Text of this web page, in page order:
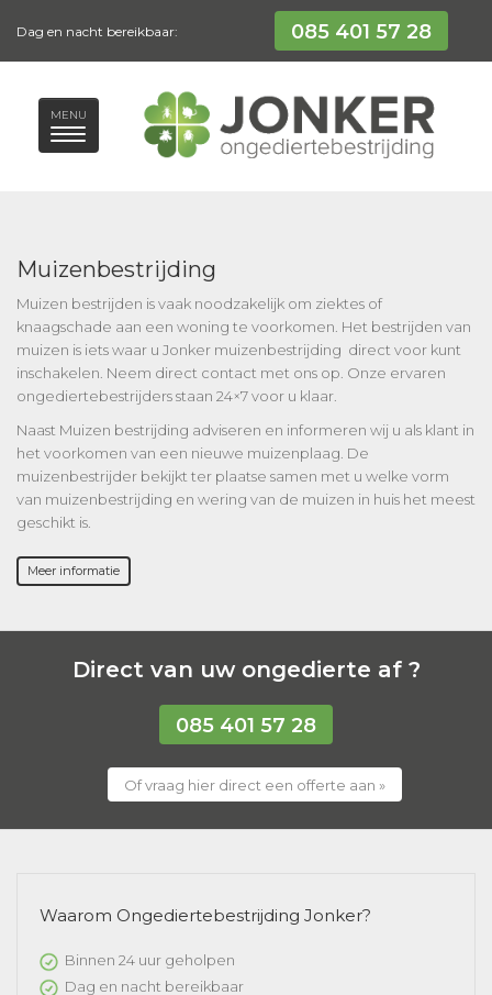
Dag en nacht bereikbaar: 085 401 57 28
MENU
Muizenbestrijding
Muizen bestrijden is vaak noodzakelijk om ziektes of
knaagschade aan een woning te voorkomen. Het bestrijden van
muizen is iets waar u Jonker muizenbestrijding direct voor kunt
inschakelen. Neem direct contact met ons op. Onze ervaren
ongediertebestrijders staan 24×7 voor u klaar.
Naast Muizen bestrijding adviseren en informeren wij u als klant in
het voorkomen van een nieuwe muizenplaag. De
muizenbestrijder bekijkt ter plaatse samen met u welke vorm
van muizenbestrijding en wering van de muizen in huis het meest
geschikt is.
Meer informatie
Direct van uw ongedierte af ?
085 401 57 28
Of vraag hier direct een offerte aan »
Waarom Ongediertebestrijding Jonker?
Binnen 24 uur geholpen
Dag en nacht bereikbaar